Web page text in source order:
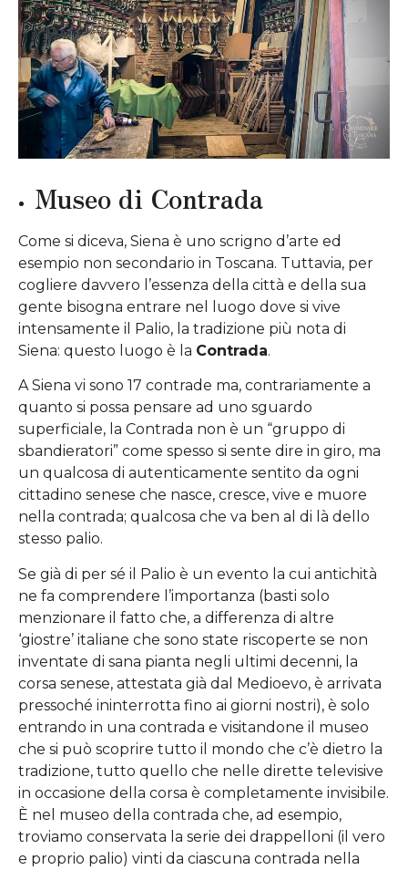
Museo di Contrada
Come si diceva, Siena è uno scrigno d’arte ed
esempio non secondario in Toscana. Tuttavia, per
cogliere davvero l’essenza della città e della sua
gente bisogna entrare nel luogo dove si vive
intensamente il Palio, la tradizione più nota di
Siena: questo luogo è la Contrada.
A Siena vi sono 17 contrade ma, contrariamente a
quanto si possa pensare ad uno sguardo
superficiale, la Contrada non è un “gruppo di
sbandieratori” come spesso si sente dire in giro, ma
un qualcosa di autenticamente sentito da ogni
cittadino senese che nasce, cresce, vive e muore
nella contrada; qualcosa che va ben al di là dello
stesso palio.
Se già di per sé il Palio è un evento la cui antichità
ne fa comprendere l’importanza (basti solo
menzionare il fatto che, a differenza di altre
‘giostre’ italiane che sono state riscoperte se non
inventate di sana pianta negli ultimi decenni, la
corsa senese, attestata già dal Medioevo, è arrivata
pressoché ininterrotta fino ai giorni nostri), è solo
entrando in una contrada e visitandone il museo
che si può scoprire tutto il mondo che c’è dietro la
tradizione, tutto quello che nelle dirette televisive
in occasione della corsa è completamente invisibile.
È nel museo della contrada che, ad esempio,
troviamo conservata la serie dei drappelloni (il vero
e proprio palio) vinti da ciascuna contrada nella